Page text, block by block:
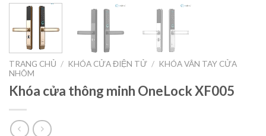
TRANG CHỦ / KHÓA CỬA ĐIỆN TỬ / KHÓA VÂN TAY CỬA
NHÔM
Khóa cửa thông minh OneLock XF005